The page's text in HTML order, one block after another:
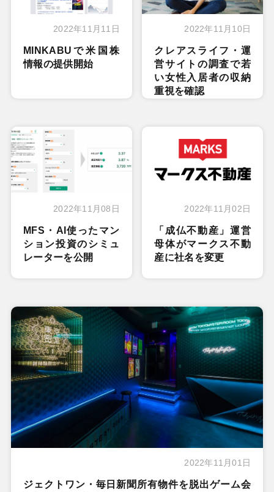
2022年11月11日
MINKABUで米国株
情報の提供開始
2022年11月10日
クレアスライフ・運
営サイトの調査で若
い女性入居者の収納
重視を確認
2022年11月08日
MFS・AI使ったマン
ション投資のシミュ
レーターを公開
2022年11月02日
「成仏不動産」運営
母体がマークス不動
産に社名を変更
2022年11月01日
ジェクトワン・毎日新聞所有物件を脱出ゲーム会